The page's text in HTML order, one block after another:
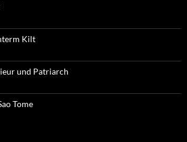
Kilt
und Patriarch
Tome